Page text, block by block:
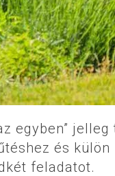
egyben”
és
feladatot.